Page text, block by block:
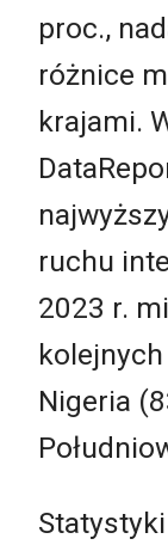
proc.,
różnice
krajami.
ruchu
2023 r.
Nigeria